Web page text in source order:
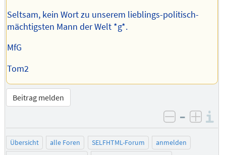
Seltsam, kein Wort zu unserem lieblings-politisch-
mächtigsten Mann der Welt *g*.
MfG
Tom2
Beitrag melden
negativ
–
Übersicht alle Foren SELFHTML-Forum
anmelden